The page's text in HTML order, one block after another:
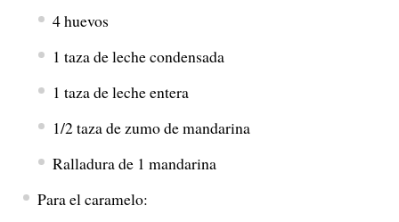
4 huevos
1 taza de leche condensada
1 taza de leche entera
1/2 taza de zumo de mandarina
Ralladura de 1 mandarina
Para el caramelo: